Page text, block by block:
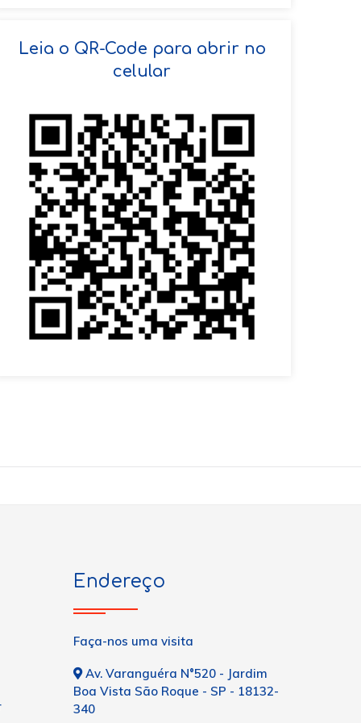
VOLTAR
Leia o QR-Code para abrir no
celular
Endereço
Faça-nos uma visita
Av. Varanguéra N°520 - Jardim
Boa Vista São Roque - SP - 18132-
340